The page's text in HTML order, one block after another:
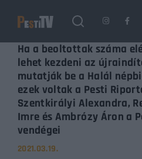
Ha a beoltottak száma
lehet kezdeni az
mutatják be a Halál
ezek voltak a Pesti
Szentkirályi Alexandra,
Imre és Ambrózy Áron a
vendégei
2021.03.19.
Enter / ESC
Login
Username or Email Address
Password